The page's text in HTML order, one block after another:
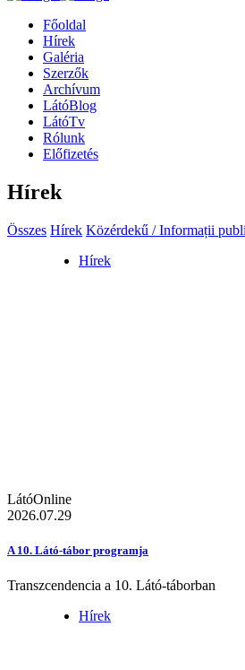
Főoldal
Hírek
Galéria
Szerzők
Archívum
LátóBlog
LátóTv
Rólunk
Előfizetés
Hírek
Összes Hírek Közérdekű / Informații
Hírek
LátóOnline
2026.07.29
A 10. Látó-tábor programja
Transzcendencia a 10. Látó-táborban
Hírek